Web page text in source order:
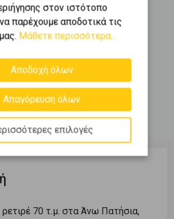
1962
06/26
70 τ.μ. στα Άνω Πατήσια,
στον ιστότοπο
παρέχουμε αποδοτικά τις
Μάθετε περισσότερα...
Αποδοχή όλων
Απαγόρευση όλων
επιλογές